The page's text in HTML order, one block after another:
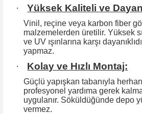
· Yüksek Kaliteli ve
Vinil, reçine veya karbon fiber
malzemelerden üretilir. Yüksek
ve UV ışınlarına karşı
yapmaz.
· Kolay ve Hızlı Montaj:
Güçlü yapışkan tabanıyla
profesyonel yardıma gerek
uygulanır. Söküldüğünde depo
vermez.